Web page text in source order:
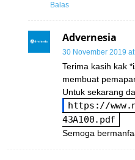
Balas
Advernesia
30 November 2019
Terima kasih kak
membuat
Untuk sekarang
https://
43A100.pdf
Semoga